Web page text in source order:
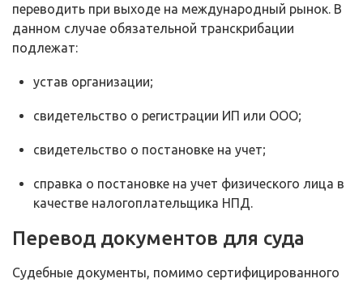
переводить при выходе на международный рынок. В
данном случае обязательной транскрибации
подлежат:
устав организации;
свидетельство о регистрации ИП или ООО;
свидетельство о постановке на учет;
справка о постановке на учет физического лица в
качестве налогоплательщика НПД.
Перевод документов для суда
Судебные документы, помимо сертифицированного